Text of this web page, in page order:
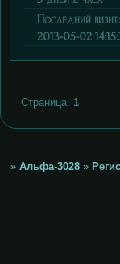
Последний визит:
2013-05-02
Страница: 1
» Альфа-3028 »